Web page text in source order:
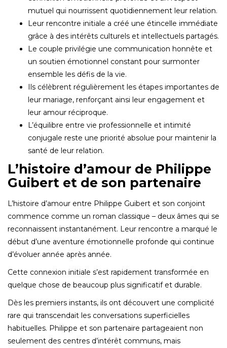
mutuel qui nourrissent quotidiennement leur relation.
Leur rencontre initiale a créé une étincelle immédiate
grâce à des intérêts culturels et intellectuels partagés.
Le couple privilégie une communication honnête et
un soutien émotionnel constant pour surmonter
ensemble les défis de la vie.
Ils célèbrent régulièrement les étapes importantes de
leur mariage, renforçant ainsi leur engagement et
leur amour réciproque.
L’équilibre entre vie professionnelle et intimité
conjugale reste une priorité absolue pour maintenir la
santé de leur relation.
L’histoire d’amour de Philippe
Guibert et de son partenaire
L’histoire d’amour entre Philippe Guibert et son conjoint
commence comme un roman classique – deux âmes qui se
reconnaissent instantanément. Leur rencontre a marqué le
début d’une aventure émotionnelle profonde qui continue
d’évoluer année après année.
Cette connexion initiale s’est rapidement transformée en
quelque chose de beaucoup plus significatif et durable.
Dès les premiers instants, ils ont découvert une complicité
rare qui transcendait les conversations superficielles
habituelles. Philippe et son partenaire partageaient non
seulement des centres d’intérêt communs, mais